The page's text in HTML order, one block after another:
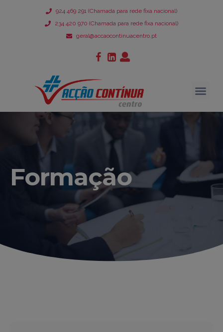
924 469 291 (Chamada para rede fixa nacional)
234 420 970 (Chamada para rede fixa nacional)
geral@accaocontinuacentro.pt
Formação